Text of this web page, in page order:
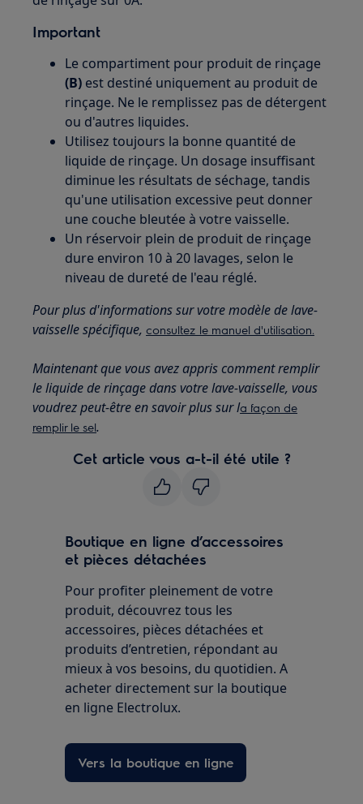
Important
Le compartiment pour produit de rinçage
(B) est destiné uniquement au produit de
rinçage. Ne le remplissez pas de détergent
ou d'autres liquides.
Utilisez toujours la bonne quantité de
liquide de rinçage. Un dosage insuffisant
diminue les résultats de séchage, tandis
qu'une utilisation excessive peut donner
une couche bleutée à votre vaisselle.
Un réservoir plein de produit de rinçage
dure environ 10 à 20 lavages, selon le
niveau de dureté de l'eau réglé.
Pour plus d'informations sur votre modèle de lave-
vaisselle spécifique,consultez le manuel d'utilisation.
Maintenant que vous avez appris comment remplir
le liquide de rinçage dans votre lave-vaisselle, vous
voudrez peut-être en savoir plus sur la façon de
remplir le sel.
Cet article vous a-t-il été utile ?
Boutique en ligne d’accessoires
et pièces détachées
Pour profiter pleinement de votre
produit, découvrez tous les
accessoires, pièces détachées et
produits d’entretien, répondant au
mieux à vos besoins, du quotidien. A
acheter directement sur la boutique
en ligne Electrolux.
Vers la boutique en ligne